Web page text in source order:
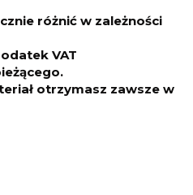
różnić w zależności
VAT
otrzymasz zawsze w